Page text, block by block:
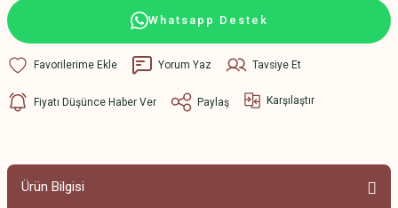
Whatsapp Destek
Yorum Yaz Tavsiye Et
Fiyatı Düşünce Haber Ver Paylaş Karşılaştır
Ürün Bilgisi